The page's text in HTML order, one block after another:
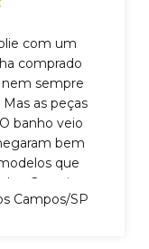
com um
comprado
sempre
as peças
banho veio
bem
que
Gostei
aquele
Campos/SP